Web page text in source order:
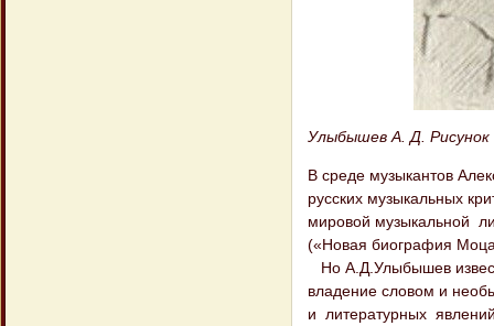
Улыбышев А. Д.
В среде музыкантов
русских музыкальных
мировой музыкальной
(«Новая биография
Но А.Д.Улыбышев
владение словом и
и литературных